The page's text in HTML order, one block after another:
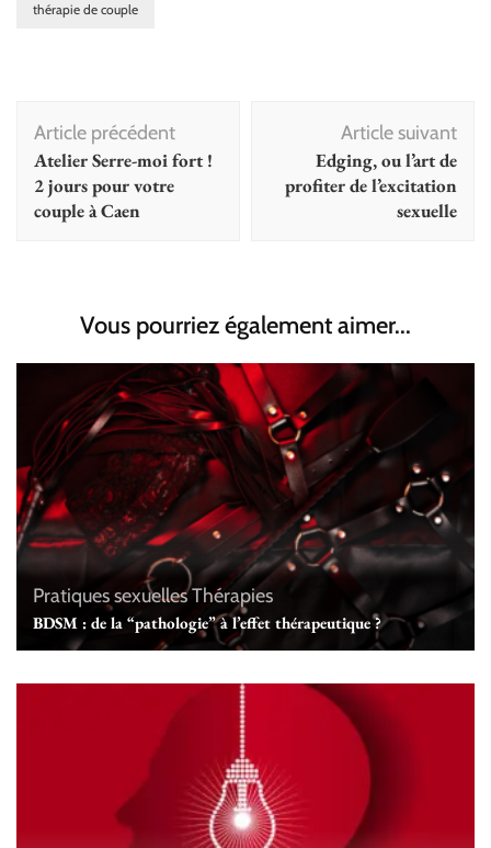
thérapie de couple
Navigation
d'article
Article précédent
Atelier Serre-moi fort !
2 jours pour votre
couple à Caen
Article suivant
Edging, ou l’art de
profiter de l’excitation
sexuelle
Vous pourriez également aimer...
Pratiques sexuellesThérapies
BDSM : de la “pathologie” à l’effet thérapeutique ?